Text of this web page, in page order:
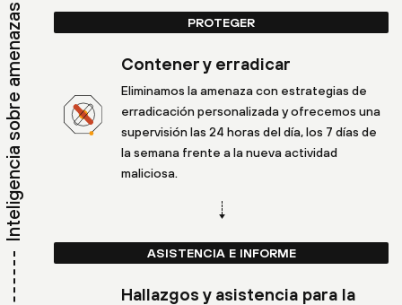
PROTEGER
Contener y erradicar
Eliminamos la amenaza con estrategias de
erradicación personalizada y ofrecemos una
supervisión las 24 horas del día, los 7 días de
la semana frente a la nueva actividad
maliciosa.
ASISTENCIA E INFORME
Hallazgos y asistencia para la
Inteligencia sobre amenazas